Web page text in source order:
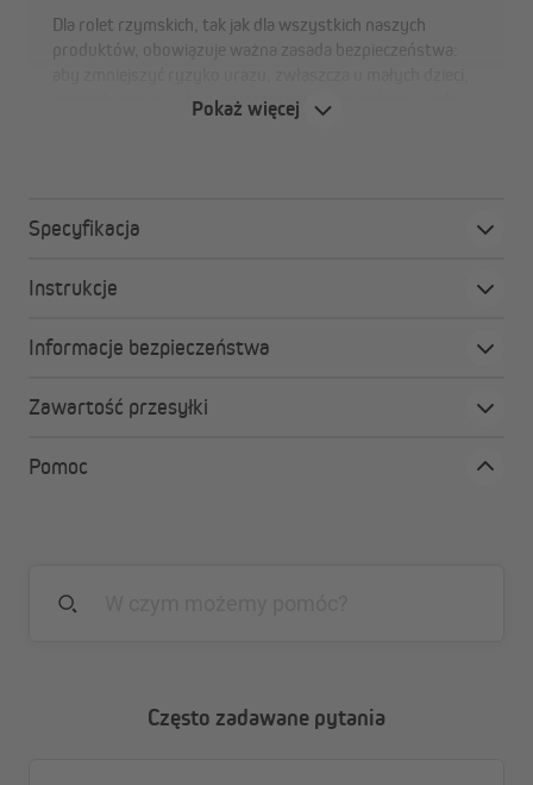
Dla rolet rzymskich, tak jak dla wszystkich naszych
produktów, obowiązuje ważna zasada bezpieczeństwa:
sznurek powinien być umieszczony na wysokości około
1,60 m nad podłogą. Należy go przymocować do ściany za
odporna na kurz i zabrudzenia
łatwa pielęgnacja
prosty montaż na uchwyty zaciskowe lub wkręty
wyjmowane fiszbiny
zabezpieczenie sznurka w zestawie
Pokaż więcej
Specyfikacja
Instrukcje
Informacje bezpieczeństwa
Zawartość przesyłki
Pomoc
Często zadawane pytania